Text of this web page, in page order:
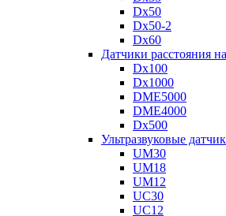
Dx50
Dx50-2
Dx60
Датчики расстояния
Dx100
Dx1000
DME5000
DME4000
Dx500
Ультразвуковые
UM30
UM18
UM12
UC30
UC12